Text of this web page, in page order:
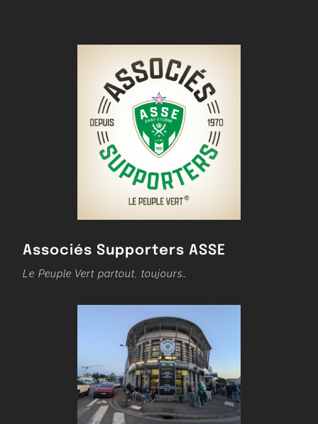
Associés Supporters ASSE
Le Peuple Vert partout, toujours…